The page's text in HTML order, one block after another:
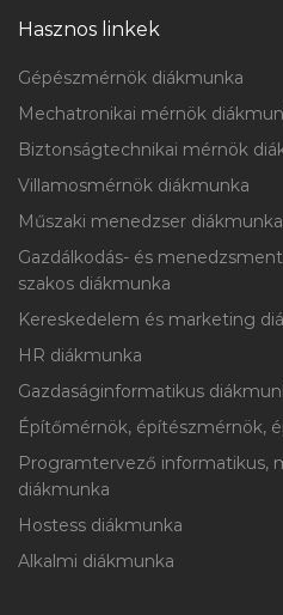
Hasznos linkek
Gépészmérnök diákmunka
Mechatronikai mérnök
Biztonságtechnikai mérnök
Villamosmérnök diákmunka
Műszaki menedzser diákmunka
Gazdálkodás- és
szakos diákmunka
Kereskedelem és marketing
HR diákmunka
Gazdaságinformatikus
Építőmérnök, építészmérnök,
Programtervező informatikus,
diákmunka
Hostess diákmunka
Alkalmi diákmunka